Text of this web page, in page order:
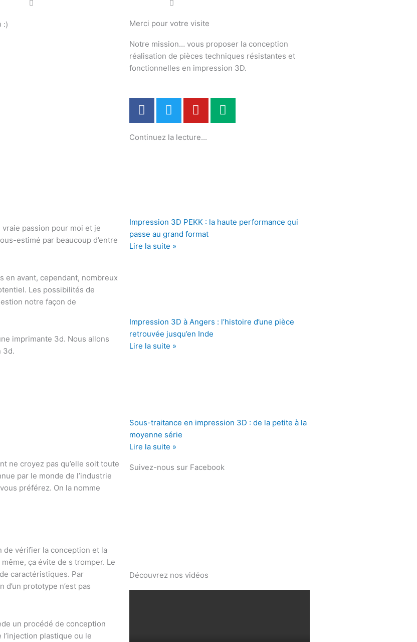
:)
passion pour moi et je
estimé par beaucoup d’entre
en avant, cependant, nombreux
Les possibilités de
notre façon de
imprimante 3d. Nous allons
3d.
ne croyez pas qu’elle soit toute
par le monde de l’industrie
préférez. On la nomme
de vérifier la conception et la
ça évite de s tromper. Le
caractéristiques. Par
prototype n’est pas
un procédé de conception
plastique ou le
Merci pour votre visite
Notre mission… vous proposer la conception
réalisation de pièces techniques résistantes et
fonctionnelles en impression 3D.
F
a
e
T
w
t
Y
o
t
M
e
Continuez la lecture...
Impression 3D PEKK : la haute performance qui
passe au grand format
Lire la suite »
Impression 3D à Angers : l’histoire d’une pièce
retrouvée jusqu’en Inde
Lire la suite »
Sous-traitance en impression 3D : de la petite à la
moyenne série
Lire la suite »
Suivez-nous sur Facebook
Découvrez nos vidéos